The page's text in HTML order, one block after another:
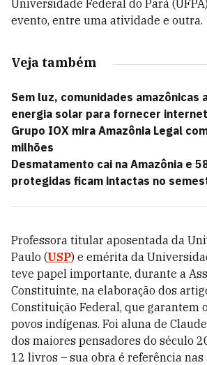
Universidade Federal do Pará
evento, entre uma atividade e outra.
Veja também
Sem luz, comunidades amazônicas
energia solar para fornecer internet
Grupo IOX mira Amazônia Legal
milhões
Desmatamento cai na Amazônia e
protegidas ficam intactas no
Professora titular aposentada da
Paulo (USP) e emérita da
teve papel importante, durante a
Constituinte, na elaboração dos
Constituição Federal, que garantem
povos indígenas. Foi aluna de
dos maiores pensadores do século
12 livros – sua obra é referência nas